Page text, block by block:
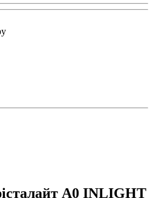
А0 INLIGHT